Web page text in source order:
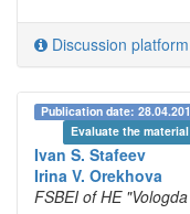
Discussion platform
Publication date:
Evaluate the material
Ivan S. Stafeev
Irina V. Orekhova
FSBEI of HE